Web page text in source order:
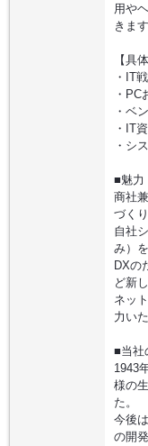
用や
きます
【具
・IT
・PC
・ベ
・IT
・シ
■魅力
商社
づく
自社
み）
DXの
ど新
ネッ
力い
■当社
1943
様の
た。
今後
の開